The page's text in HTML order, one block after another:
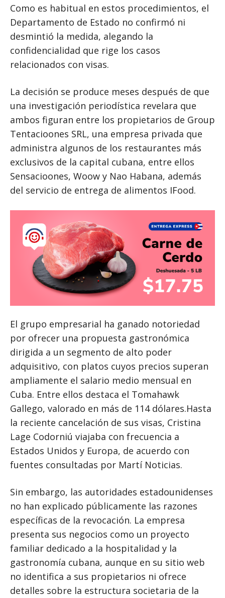
Como es habitual en estos procedimientos, el
Departamento de Estado no confirmó ni
desmintió la medida, alegando la
confidencialidad que rige los casos
relacionados con visas.
La decisión se produce meses después de que
una investigación periodística revelara que
ambos figuran entre los propietarios de Group
Tentacioones SRL, una empresa privada que
administra algunos de los restaurantes más
exclusivos de la capital cubana, entre ellos
Sensacioones, Woow y Nao Habana, además
del servicio de entrega de alimentos IFood.
El grupo empresarial ha ganado notoriedad
por ofrecer una propuesta gastronómica
dirigida a un segmento de alto poder
adquisitivo, con platos cuyos precios superan
ampliamente el salario medio mensual en
Cuba. Entre ellos destaca el Tomahawk
Gallego, valorado en más de 114 dólares.Hasta
la reciente cancelación de sus visas, Cristina
Lage Codorniú viajaba con frecuencia a
Estados Unidos y Europa, de acuerdo con
fuentes consultadas por Martí Noticias.
Sin embargo, las autoridades estadounidenses
no han explicado públicamente las razones
específicas de la revocación. La empresa
presenta sus negocios como un proyecto
familiar dedicado a la hospitalidad y la
gastronomía cubana, aunque en su sitio web
no identifica a sus propietarios ni ofrece
detalles sobre la estructura societaria de la